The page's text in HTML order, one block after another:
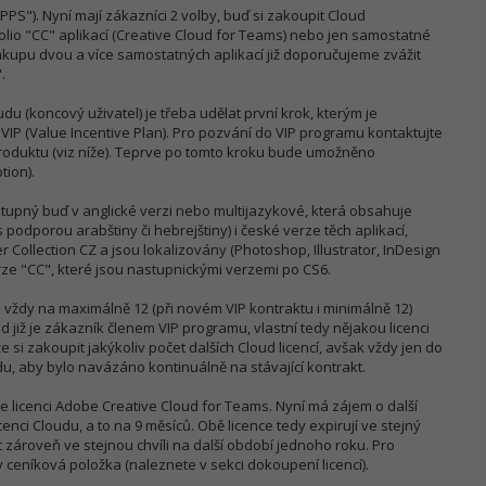
APPS"). Nyní mají zákazníci 2 volby, buď si zakoupit Cloud
"CC" aplikací (Creative Cloud for Teams) nebo jen samostatné
dvou a více samostatných aplikací již doporučujeme zvážit
(koncový uživatel) je třeba udělat první krok, kterým je
(Value Incentive Plan). Pro pozvání do VIP programu kontaktujte
(viz níže). Teprve po tomto kroku bude umožněno
buď v anglické verzi nebo multijazykové, která obsahuje
podporou arabštiny či hebrejštiny) i české verze těch aplikací,
Collection CZ a jsou lokalizovány (Photoshop, Illustrator, InDesign
"CC", které jsou nastupnickými verzemi po CS6.
na maximálně 12 (při novém VIP kontraktu i minimálně 12)
již je zákazník členem VIP programu, vlastní tedy nějakou licenci
si zakoupit jakýkoliv počet dalších Cloud licencí, avšak vždy jen do
aby bylo navázáno kontinuálně na stávající kontrakt.
licenci Adobe Creative Cloud for Teams. Nyní má zájem o další
Cloudu, a to na 9 měsíců. Obě licence tedy expirují ve stejný
zároveň ve stejnou chvíli na další období jednoho roku. Pro
položka (naleznete v sekci dokoupení licencí).